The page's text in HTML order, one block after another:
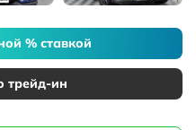
% ставкой
трейд-ин